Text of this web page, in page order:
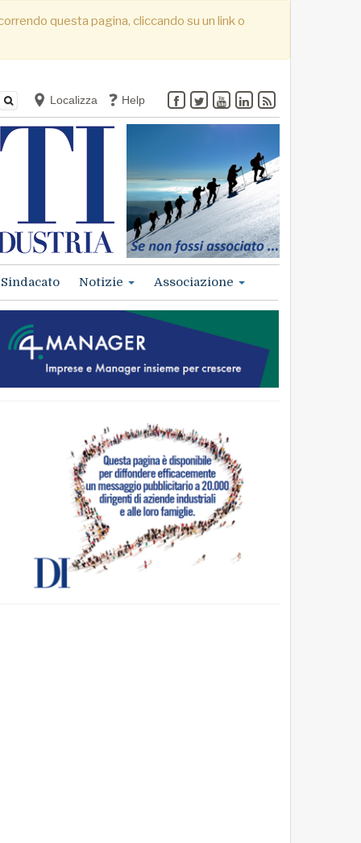
questa pagina, cliccando su un link o
Localizza Help
Sindacato Notizie Associazione